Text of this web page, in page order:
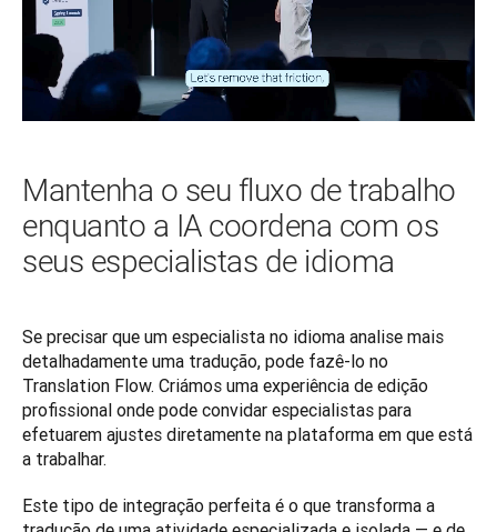
Mantenha o seu fluxo de trabalho
enquanto a IA coordena com os
seus especialistas de idioma
Se precisar que um especialista no idioma analise mais
detalhadamente uma tradução, pode fazê-lo no
Translation Flow. Criámos uma experiência de edição
profissional onde pode convidar especialistas para
efetuarem ajustes diretamente na plataforma em que está
a trabalhar.
Este tipo de integração perfeita é o que transforma a